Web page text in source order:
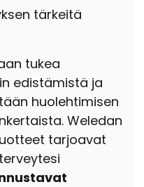
tärkeitä
tukea
edistämistä ja
huolehtimisen
Weledan
tarjoavat